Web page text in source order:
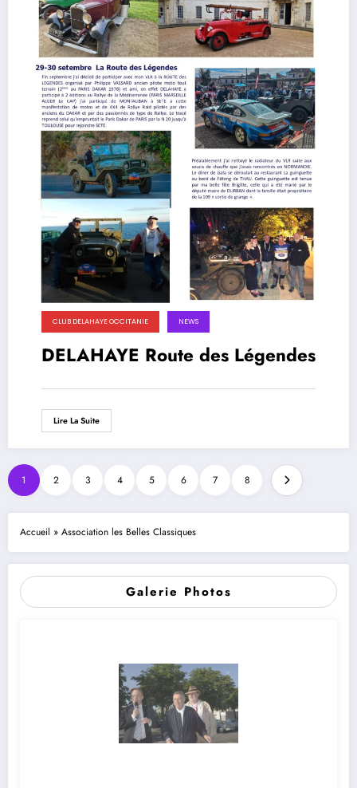
Accueil » Association les Belles Classiques
Galerie Photos
CLUB DELAHAYE OCCITANIE NEWS
DELAHAYE Route des Légendes
Lire La Suite
1 2 3 4 5 6 7 8